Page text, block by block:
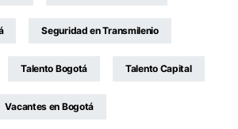
Seguridad en Transmilenio
Talento Bogotá Talento Capital
Vacantes en Bogotá